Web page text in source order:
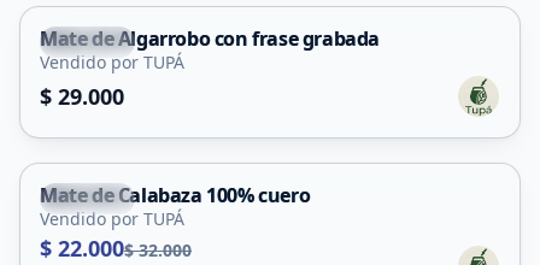
Capital
Mate de Algarrobo con frase grabada
Vendido por TUPÁ
$ 29.000
Capital
Mate de Calabaza 100% cuero
Vendido por TUPÁ
$ 22.000$ 32.000